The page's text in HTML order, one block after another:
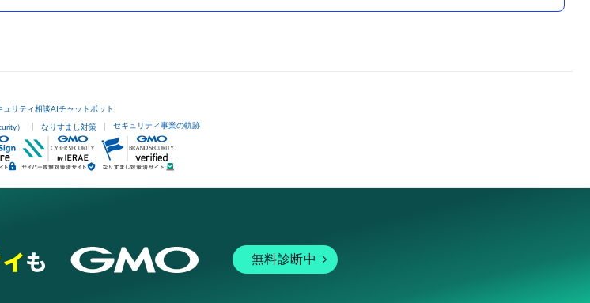
ュリティ相談AIチャットボット
） なりすまし対策 セキュリティ事業の軌跡
無料診断中